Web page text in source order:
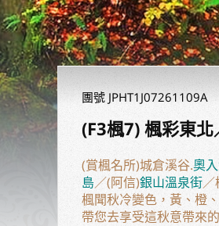
團號 JPHT1J07261109A
(F3楓7) 楓彩東
(賞楓名所)城倉溪谷.奧
島／(阿信)銀山溫泉街／
楓聞秋冷變色，黃、橙
帶您去享受這秋意帶來